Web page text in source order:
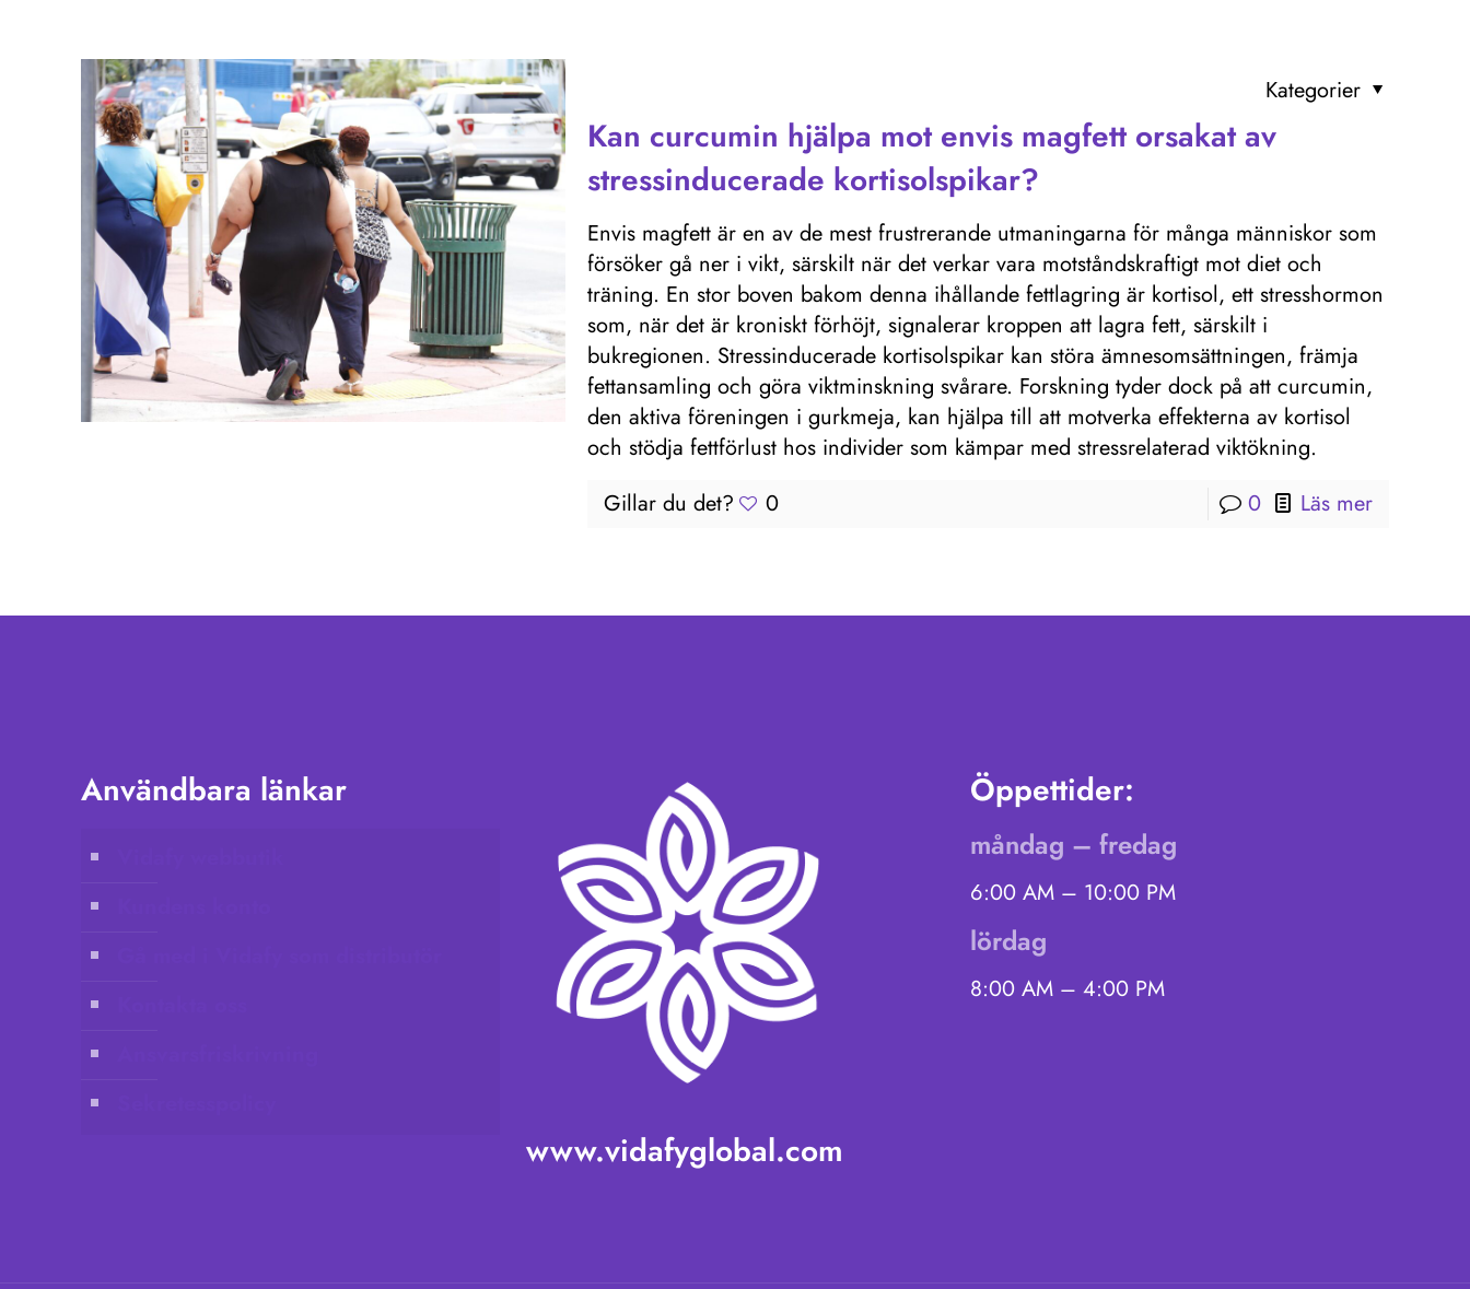
Kategorier
Kan curcumin hjälpa mot envis magfett orsakat av
stressinducerade kortisolspikar?
Envis magfett är en av de mest frustrerande utmaningarna för många människor som
försöker gå ner i vikt, särskilt när det verkar vara motståndskraftigt mot diet och
träning. En stor boven bakom denna ihållande fettlagring är kortisol, ett stresshormon
som, när det är kroniskt förhöjt, signalerar kroppen att lagra fett, särskilt i
bukregionen. Stressinducerade kortisolspikar kan störa ämnesomsättningen, främja
fettansamling och göra viktminskning svårare. Forskning tyder dock på att curcumin,
den aktiva föreningen i gurkmeja, kan hjälpa till att motverka effekterna av kortisol
och stödja fettförlust hos individer som kämpar med stressrelaterad viktökning.
Gillar du det?
0 0 Läs mer
Användbara länkar
www.vidafyglobal.com
Öppettider:
måndag – fredag
6:00 AM – 10:00 PM
lördag
8:00 AM – 4:00 PM